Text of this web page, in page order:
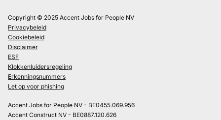
Copyright © 2025 Accent Jobs for People NV
Privacybeleid
Cookiebeleid
Disclaimer
ESF
Klokkenluidersregeling
Erkenningsnummers
Let op voor phishing
Accent Jobs for People NV - BE0455.069.956
Accent Construct NV - BE0887.120.626